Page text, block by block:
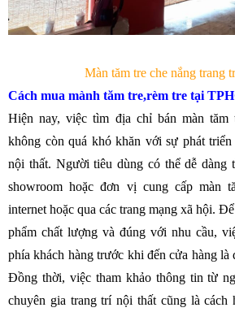
Màn tăm tre che nắng trang
Cách mua mành tăm tre,rèm tre tại
Hiện nay, việc tìm địa chỉ bán màn
không còn quá khó khăn với sự phát
nội thất. Người tiêu dùng có thể dễ dàng
showroom hoặc đơn vị cung cấp màn
internet hoặc qua các trang mạng xã hội.
phẩm chất lượng và đúng với nhu cầu,
phía khách hàng trước khi đến cửa hàng
Đồng thời, việc tham khảo thông tin từ
chuyên gia trang trí nội thất cũng là cách